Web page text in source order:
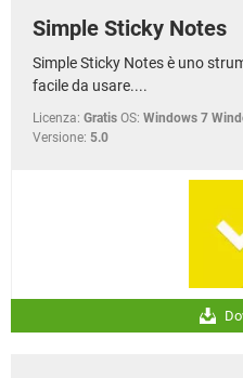
Simple Sticky Notes
Simple Sticky Notes è uno
facile da usare....
Licenza: Gratis OS: Windows 7
Versione: 5.0